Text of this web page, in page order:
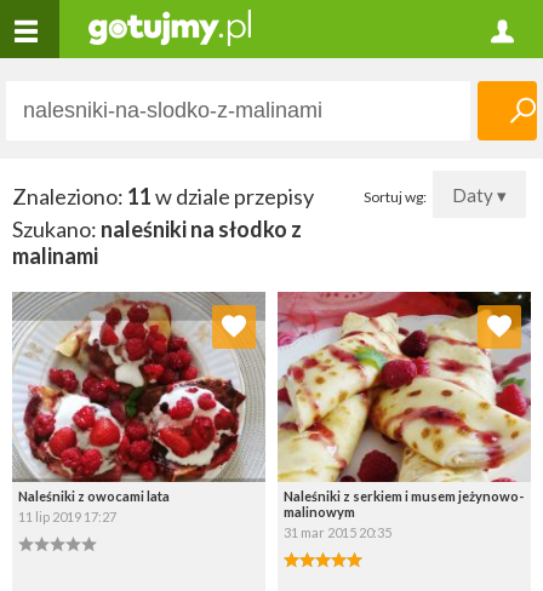
Sortuj wg: Daty ▾
Znaleziono: 11w dziale przepisy
Szukano: naleśniki na słodko z
malinami
Naleśniki z owocami lata
11 lip 2019 17:27
Dodaj do ulubionych
Wybierz listę:
Naleśniki z serkiem i musem jeżynowo-
malinowym
31 mar 2015 20:35
Dodaj do ulubionych
Wybierz listę: